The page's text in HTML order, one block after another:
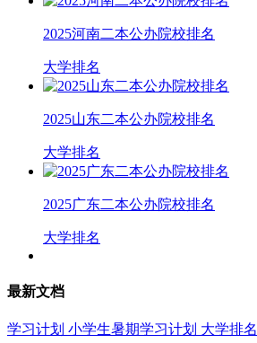
2025河南二本公办院校排名
大学排名
2025山东二本公办院校排名
大学排名
2025广东二本公办院校排名
大学排名
最新文档
学习计划 小学生暑期学习计划 大学排名